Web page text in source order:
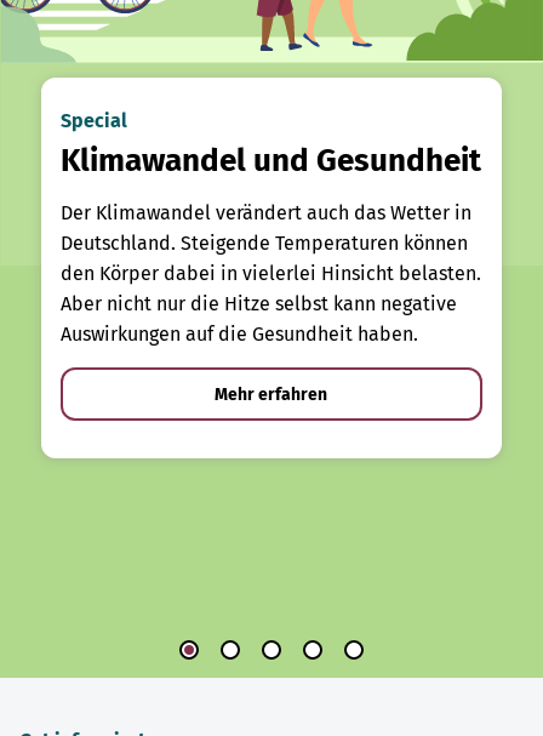
Special
Klimawandel und Gesundheit
Der Klimawandel verändert auch das Wetter in
Deutschland. Steigende Temperaturen können
den Körper dabei in vielerlei Hinsicht belasten.
Aber nicht nur die Hitze selbst kann negative
Auswirkungen auf die Gesundheit haben.
Mehr erfahren